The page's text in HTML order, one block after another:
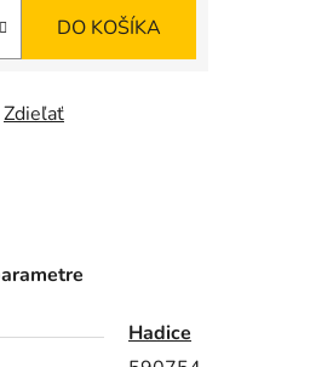
DO KOŠÍKA
Zdieľať
Hadice